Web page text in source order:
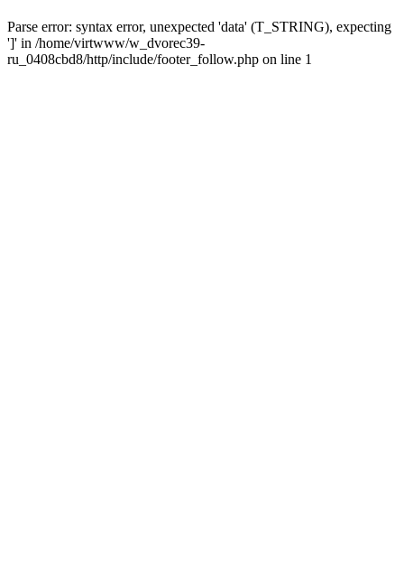
Parse error: syntax error, unexpected 'data' (T_STRING), expecting
']' in /home/virtwww/w_dvorec39-
ru_0408cbd8/http/include/footer_follow.php on line 1